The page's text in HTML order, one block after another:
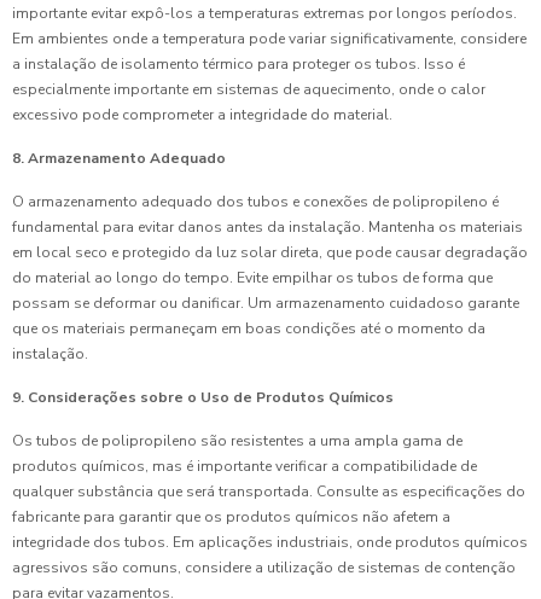
importante evitar expô-los a temperaturas extremas por longos períodos.
Em ambientes onde a temperatura pode variar significativamente, considere
a instalação de isolamento térmico para proteger os tubos. Isso é
especialmente importante em sistemas de aquecimento, onde o calor
excessivo pode comprometer a integridade do material.
8. Armazenamento Adequado
O armazenamento adequado dos tubos e conexões de polipropileno é
fundamental para evitar danos antes da instalação. Mantenha os materiais
em local seco e protegido da luz solar direta, que pode causar degradação
do material ao longo do tempo. Evite empilhar os tubos de forma que
possam se deformar ou danificar. Um armazenamento cuidadoso garante
que os materiais permaneçam em boas condições até o momento da
instalação.
9. Considerações sobre o Uso de Produtos Químicos
Os tubos de polipropileno são resistentes a uma ampla gama de
produtos químicos, mas é importante verificar a compatibilidade de
qualquer substância que será transportada. Consulte as especificações do
fabricante para garantir que os produtos químicos não afetem a
integridade dos tubos. Em aplicações industriais, onde produtos químicos
agressivos são comuns, considere a utilização de sistemas de contenção
para evitar vazamentos.